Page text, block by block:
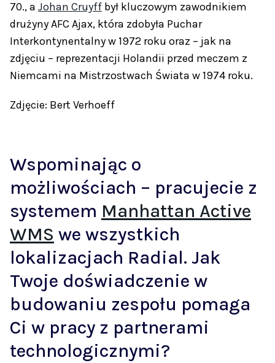
70., a Johan Cruyff był kluczowym zawodnikiem
drużyny AFC Ajax, która zdobyła Puchar
Interkontynentalny w 1972 roku oraz – jak na
zdjęciu – reprezentacji Holandii przed meczem z
Niemcami na Mistrzostwach Świata w 1974 roku.
Zdjęcie: Bert Verhoeff
Wspominając o
możliwościach – pracujecie z
systemem Manhattan Active
WMS we wszystkich
lokalizacjach Radial. Jak
Twoje doświadczenie w
budowaniu zespołu pomaga
Ci w pracy z partnerami
technologicznymi?